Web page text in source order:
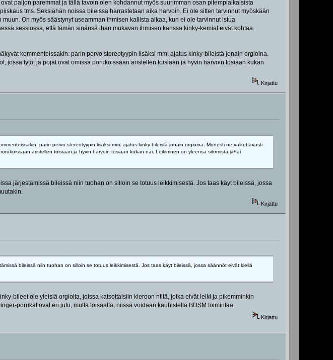
paljon paremmat ja tällä tavoin olen kohdannut myös suurimman osan pitempiaikaisista
tms. Seksiähän noissa bileissä harrastetaan aika harvoin. Ei ole sitten tarvinnut myöskään
On myös säästynyt useamman ihmisen kallista aikaa, kun ei ole tarvinnut istua
sessiossa, että tämän sinänsä ihan mukavan ihmisen kanssa kinky-kemiat eivät kohtaa.
kommenteissakin: parin pervo stereotyypin lisäksi mm. ajatus kinky-bileistä jonain orgioina.
jossa tytöt ja pojat ovat omissa porukoissaan aristellen toisiaan ja hyvin harvoin tosiaan kukan
Kirjattu
parin pervo stereotyypin lisäksi mm. ajatus kinky-bileistä jonain orgioina. Monesti ne valitettavasti
aristellen toisiaan ja hyvin harvoin tosiaan kukan nai. Leikimnen on yleensä sitomista ja/tai
järjestämissä bileissä niin tuohan on silloin se totuus leikkimisestä. Jos taas käyt bileissä, jossa
Kirjattu
bileissä niin tuohan on silloin se totuus leikkimisestä. Jos taas käyt bileissä, jossa säännöt eivät kiellä
bileet ole yleisiä orgioita, joissa katsottaisiin kieroon niitä, jotka eivät leiki ja pikemminkin
porukat ovat eri jutu, mutta toisaalta, niissä voidaan kauhistella BDSM toimintaa.
Kirjattu